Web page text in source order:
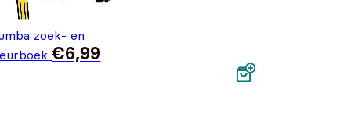
zoek- en
€6,99